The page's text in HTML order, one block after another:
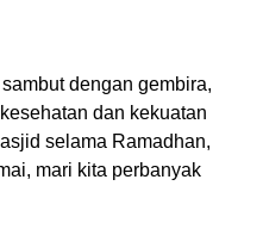
dengan gembira,
dan kekuatan
selama Ramadhan,
mari kita perbanyak